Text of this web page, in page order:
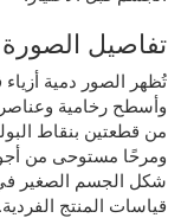
تفاصيل
تُظهر الصور دمية
وأسطح رخامية
من قطعتين بنقاط
ومرحًا مستوحى من
شكل الجسم الصغير
قياسات المنتج الفردية.